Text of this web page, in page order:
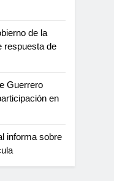
de la
respuesta de
Guerrero
en
informa sobre